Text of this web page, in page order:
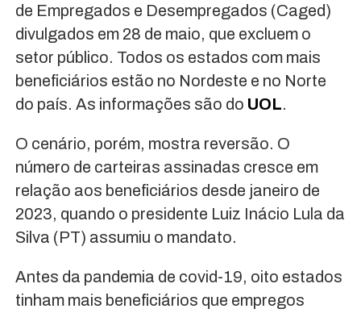
de Empregados e Desempregados (Caged)
divulgados em 28 de maio, que excluem o
setor público. Todos os estados com mais
beneficiários estão no Nordeste e no Norte
do país. As informações são do UOL.
O cenário, porém, mostra reversão. O
número de carteiras assinadas cresce em
relação aos beneficiários desde janeiro de
2023, quando o presidente Luiz Inácio Lula da
Silva (PT) assumiu o mandato.
Antes da pandemia de covid-19, oito estados
tinham mais beneficiários que empregos